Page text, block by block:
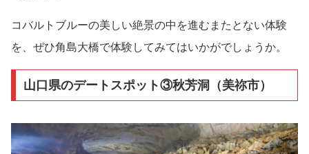
コバルトブルーの美しい絶景の中を進むまたとない体験
を、ぜひ角島大橋で体験してみてはいかがでしょうか。
山口県のデートスポット③秋芳洞（美祢市）